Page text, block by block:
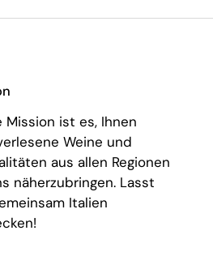
Mission ist es, Ihnen
Weine und
aus allen Regionen
näherzubringen. Lasst
Italien